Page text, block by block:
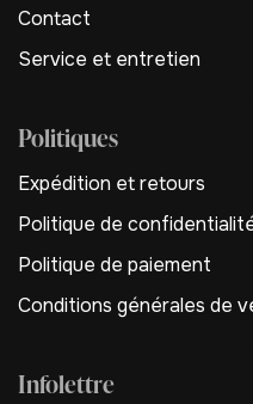
Contact
Service et entretien
Politiques
Expédition et retours
Politique de
Politique de paiement
Conditions générales de
Infolettre